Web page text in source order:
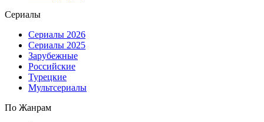
Сериалы
Сериалы 2026
Сериалы 2025
Зарубежные
Российские
Турецкие
Мультсериалы
По Жанрам